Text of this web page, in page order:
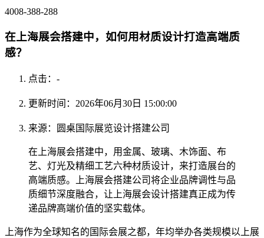
4008-388-288
在上海展会搭建中，如何用材质设计打造高端质
感？
点击： -
更新时间：2026年06月30日 15:00:00
来源：圆桌国际展览设计搭建公司
在上海展会搭建中，用金属、玻璃、木饰面、布
艺、灯光及精细工艺六种材质设计，来打造展台的
高端质感。上海展会搭建公司将企业品牌调性与品
质细节深度融合，让上海展会设计搭建真正成为传
递品牌高端价值的坚实载体。
上海作为全球知名的国际会展之都，年均举办各类规模以上展